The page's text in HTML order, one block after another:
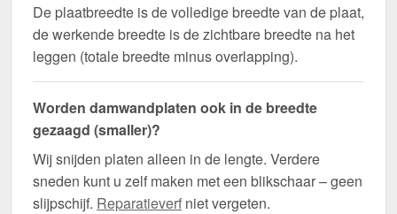
De plaatbreedte is de volledige breedte van de plaat,
de werkende breedte is de zichtbare breedte na het
leggen (totale breedte minus overlapping).
Worden damwandplaten ook in de breedte
gezaagd (smaller)?
Wij snijden platen alleen in de lengte. Verdere
sneden kunt u zelf maken met een blikschaar – geen
slijpschijf. Reparatieverf niet vergeten.